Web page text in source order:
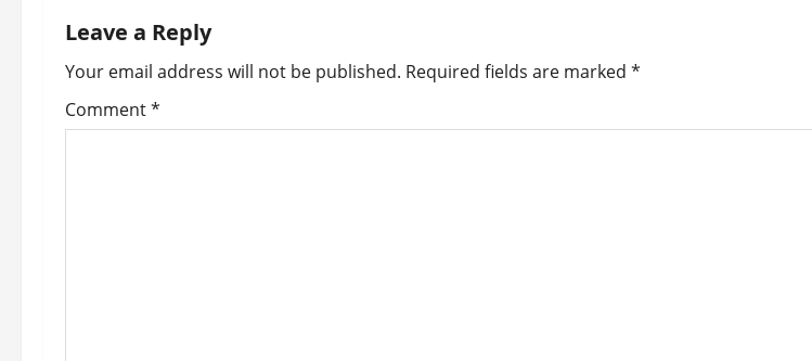
n
a
v
Leave a Reply
Your email address will not be published. Required fields are marked *
Comment*